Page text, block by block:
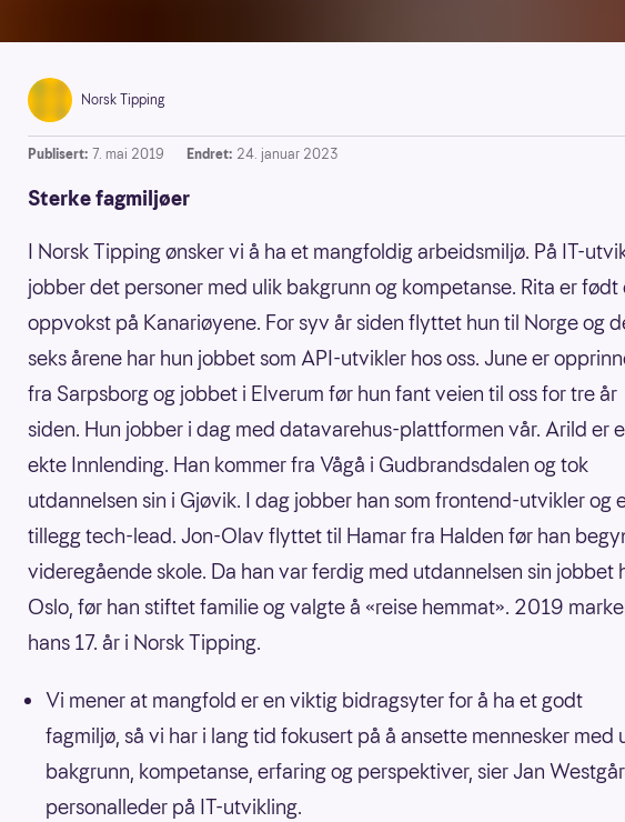
Norsk Tipping
Publisert: 7. mai 2019 Endret: 24. januar 2023
Sterke fagmiljøer
I Norsk Tipping ønsker vi å ha et mangfoldig arbeidsmiljø. På IT-
jobber det personer med ulik bakgrunn og kompetanse. Rita er født
oppvokst på Kanariøyene. For syv år siden flyttet hun til Norge og
seks årene har hun jobbet som API-utvikler hos oss. June er
fra Sarpsborg og jobbet i Elverum før hun fant veien til oss for tre år
siden. Hun jobber i dag med datavarehus-plattformen vår. Arild er
ekte Innlending. Han kommer fra Vågå i Gudbrandsdalen og tok
utdannelsen sin i Gjøvik. I dag jobber han som frontend-utvikler og
tillegg tech-lead. Jon-Olav flyttet til Hamar fra Halden før han
videregående skole. Da han var ferdig med utdannelsen sin jobbet
Oslo, før han stiftet familie og valgte å «reise hemmat». 2019
hans 17. år i Norsk Tipping.
Vi mener at mangfold er en viktig bidragsyter for å ha et godt
fagmiljø, så vi har i lang tid fokusert på å ansette mennesker med
bakgrunn, kompetanse, erfaring og perspektiver, sier Jan
personalleder på IT-utvikling.